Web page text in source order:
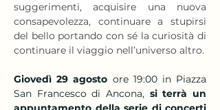
suggerimenti, acquisire una nuova
consapevolezza, continuare a stupirsi
del bello portando con sé la curiosità di
continuare il viaggio nell’universo altro.
Giovedì 29 agosto ore 19:00 in Piazza
San Francesco di Ancona, si terrà un